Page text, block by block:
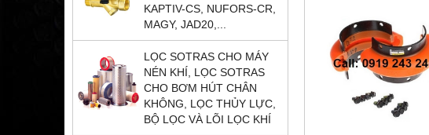
KAPTIV-CS, NUFORS-CR,
MAGY, JAD20,...
LỌC SOTRAS CHO MÁY
NÉN KHÍ, LỌC SOTRAS
CHO BƠM HÚT CHÂN
KHÔNG, LỌC THỦY LỰC,
BỘ LỌC VÀ LÕI LỌC KHÍ